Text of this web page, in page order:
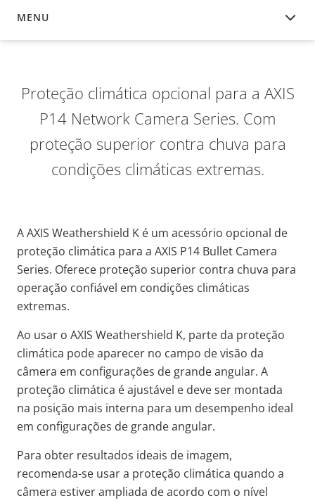
MENU
VISÃO GERAL
Proteção climática opcional para a AXIS
P14 Network Camera Series. Com
proteção superior contra chuva para
condições climáticas extremas.
A AXIS Weathershield K é um acessório opcional de
proteção climática para a AXIS P14 Bullet Camera
Series. Oferece proteção superior contra chuva para
operação confiável em condições climáticas
extremas.
Ao usar o AXIS Weathershield K, parte da proteção
climática pode aparecer no campo de visão da
câmera em configurações de grande angular. A
proteção climática é ajustável e deve ser montada
na posição mais interna para um desempenho ideal
em configurações de grande angular.
Para obter resultados ideais de imagem,
recomenda-se usar a proteção climática quando a
câmera estiver ampliada de acordo com o nível